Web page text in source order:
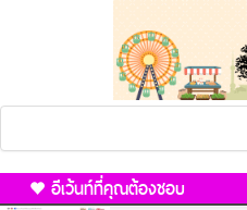
อีเว้นท์ที่คุณต้องชอบ